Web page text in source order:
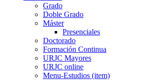
Grado
Doble Grado
Máster
Presenciales
Doctorado
Formación Continua
URJC Mayores
URJC online
Menu-Estudios (item)